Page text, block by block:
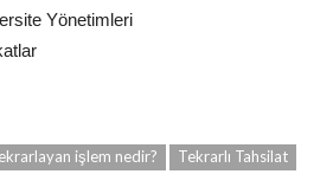
Yönetimleri
işlem nedir? Tekrarlı Tahsilat